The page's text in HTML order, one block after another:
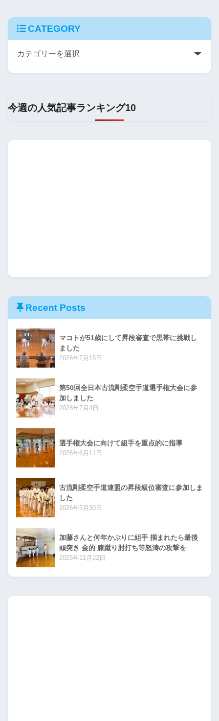
CATEGORY
今週の人気記事ランキング10
Recent Posts
マコトが51歳にして昇段審査で黒帯に挑戦し
ました
2026年7月15日
第50回全日本古流剛柔空手道選手権大会に参
加しました
2026年7月4日
選手権大会に向けて組手を重点的に指導
2026年6月11日
古流剛柔空手道連盟の昇段級位審査に参加しま
した
2026年5月30日
加藤さんと何年かぶりに組手 掴まれたら最後
頭突き 金的 膝蹴り肘打ち等怒濤の攻撃を
2025年11月22日